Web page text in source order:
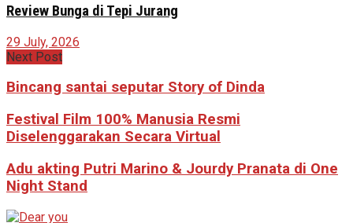
Review Bunga di Tepi Jurang
29 July, 2026
Next Post
Bincang santai seputar Story of Dinda
Festival Film 100% Manusia Resmi
Diselenggarakan Secara Virtual
Adu akting Putri Marino & Jourdy Pranata di One
Night Stand